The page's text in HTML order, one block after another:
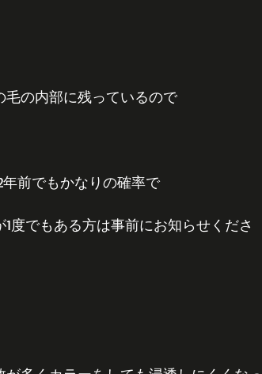
の内部に残っているので
前でもかなりの確率で
度でもある方は事前にお知らせくださ